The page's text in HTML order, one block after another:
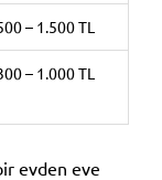
– 1.500 TL
– 1.000 TL
evden eve